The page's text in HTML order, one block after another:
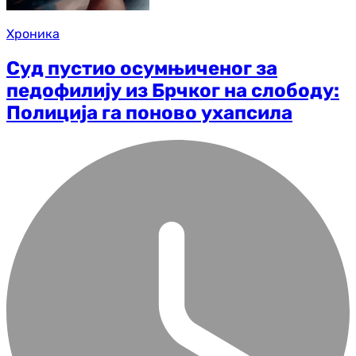
Хроника
Суд пустио осумњиченог за
педофилију из Брчког на слободу:
Полиција га поново ухапсила